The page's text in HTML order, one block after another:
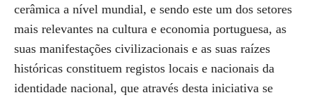
cerâmica a nível mundial, e sendo este um dos setores
mais relevantes na cultura e economia portuguesa, as
suas manifestações civilizacionais e as suas raízes
históricas constituem registos locais e nacionais da
identidade nacional, que através desta iniciativa se